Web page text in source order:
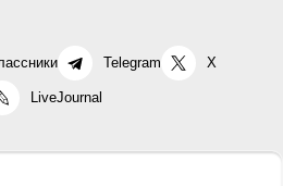
Telegram X
LiveJournal